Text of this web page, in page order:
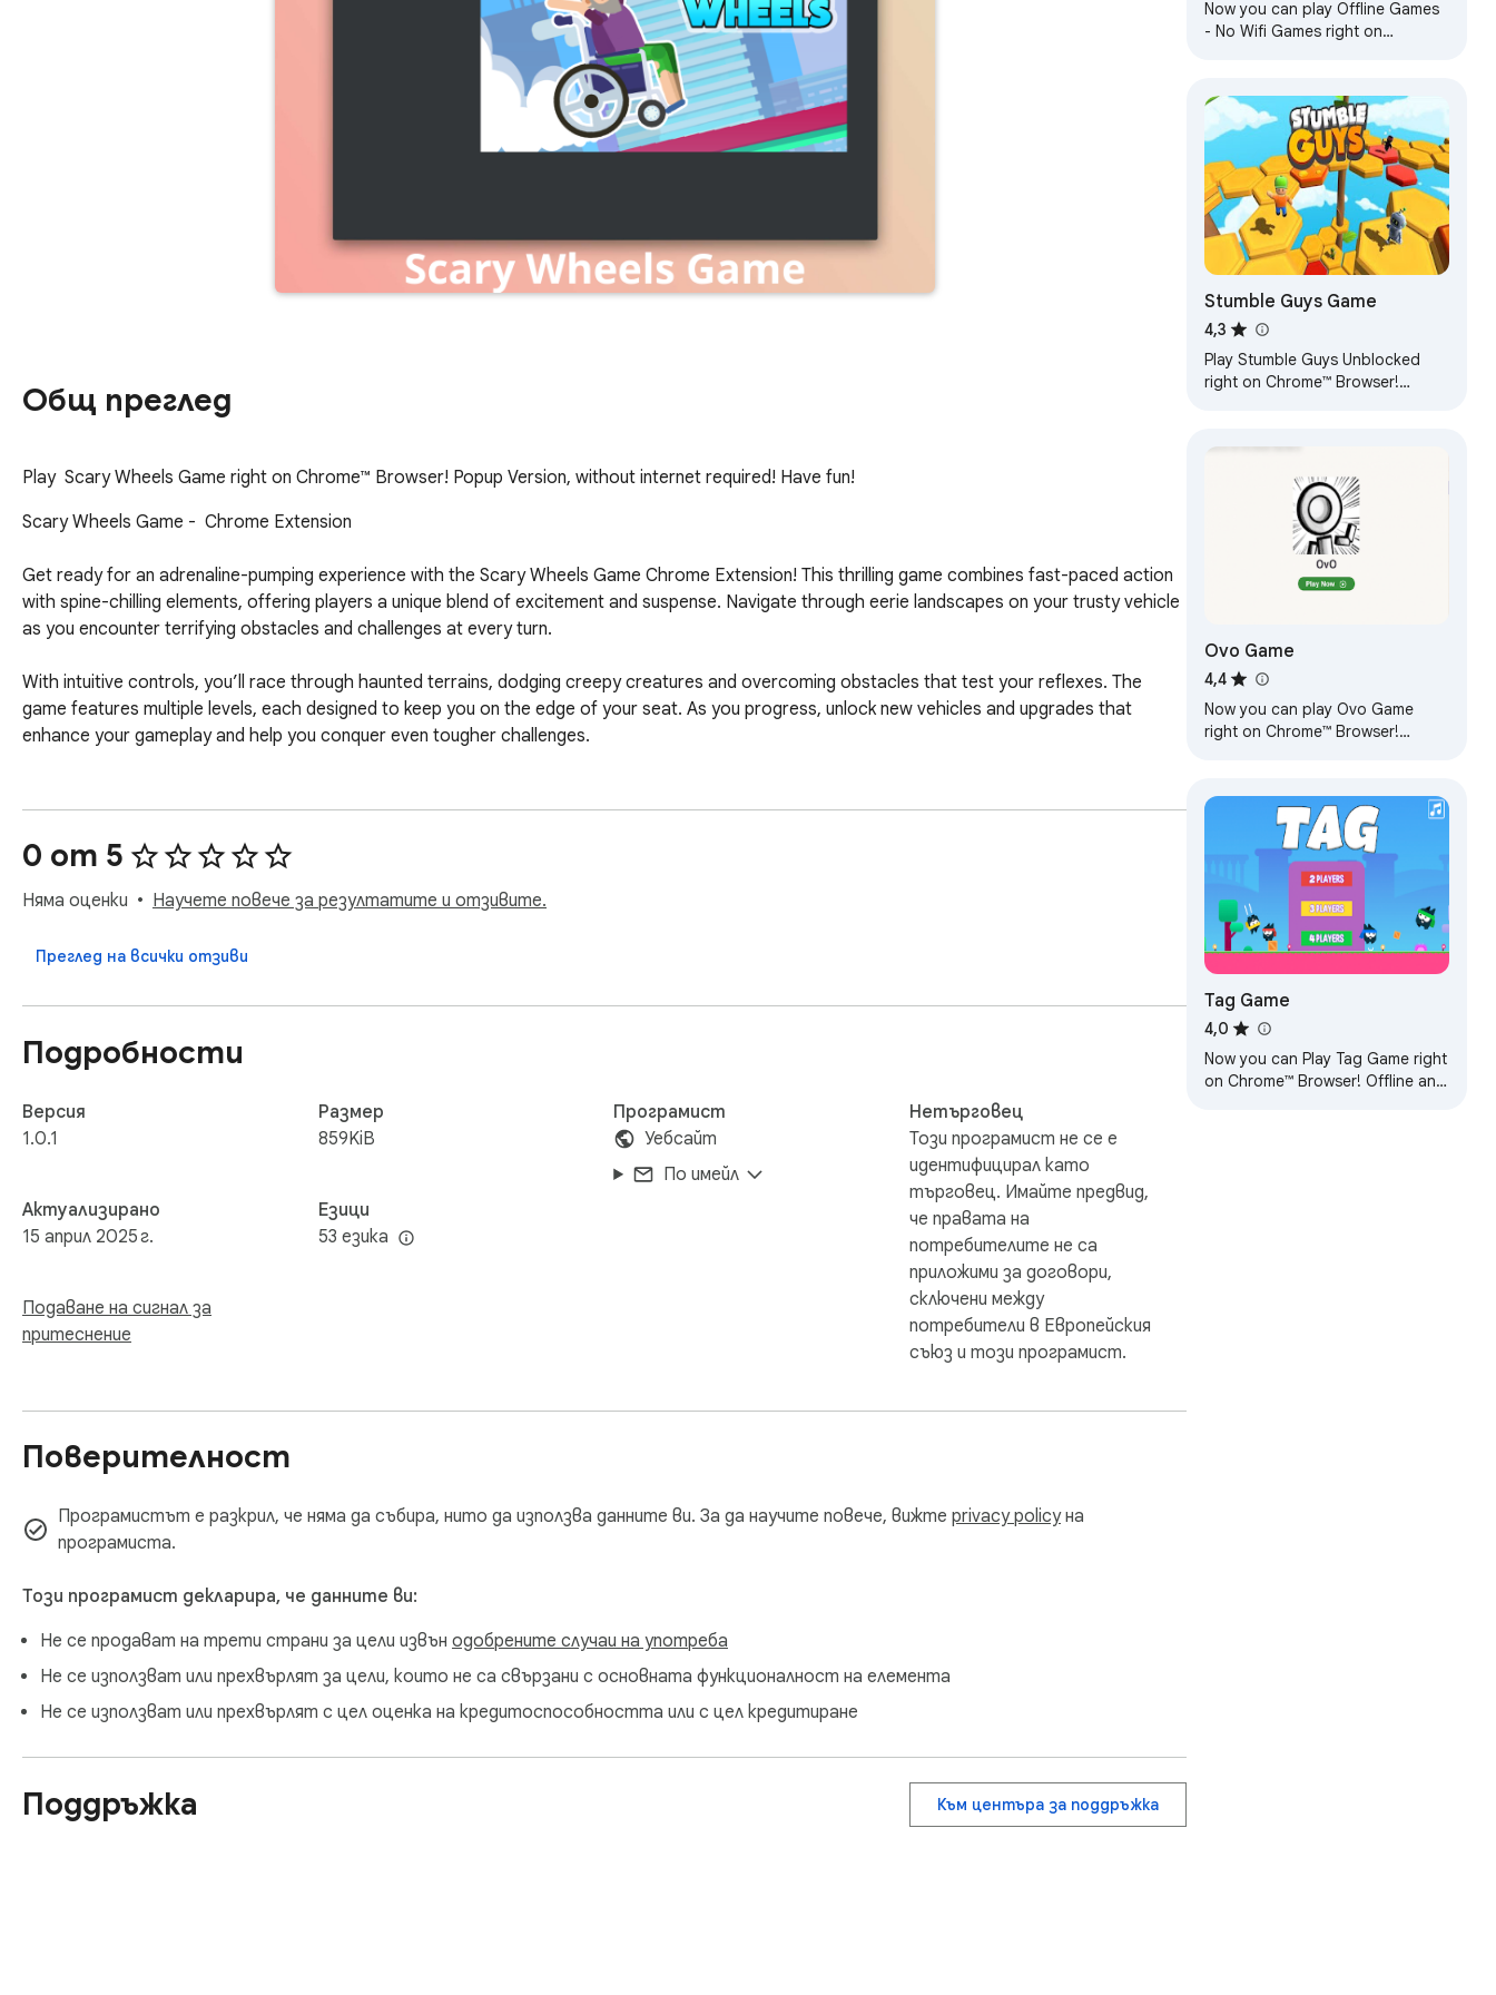
Общ преглед
Play  Scary Wheels Game right on Chrome™ Browser! Popup Version, without internet required! Have fun!
Scary Wheels Game -  Chrome Extension
Get ready for an adrenaline-pumping experience with the Scary Wheels Game Chrome Extension! This thrilling game combines fast-paced action
with spine-chilling elements, offering players a unique blend of excitement and suspense. Navigate through eerie landscapes on your trusty vehicle
as you encounter terrifying obstacles and challenges at every turn.
With intuitive controls, you’ll race through haunted terrains, dodging creepy creatures and overcoming obstacles that test your reflexes. The
game features multiple levels, each designed to keep you on the edge of your seat. As you progress, unlock new vehicles and upgrades that
enhance your gameplay and help you conquer even tougher challenges.
Perfect for gamers looking for a unique twist on the racing genre, the Scary Wheels Game is easy to play yet hard to master.
Download the extension now and prepare to face your fears as you race against time in this exhilarating and spooky game. Can you conquer the
scary wheels and emerge victorious?
Note: If you want to find more games, we have a link for quick access to our website. Have fun!
0 от 5
Няма оценки Научете повече за резултатите и отзивите.
Преглед на всички отзиви
Подробности
Версия
1.0.1
Актуализирано
15 април 2025 г.
Подаване на сигнал за
притеснение
Размер
859KiB
Езици
53 езика
Програмист
Уебсайт
По имейл
Нетърговец
Този програмист не се е
идентифицирал като
търговец. Имайте предвид,
че правата на
потребителите не са
приложими за договори,
сключени между
потребители в Европейския
съюз и този програмист.
Поверителност
Програмистът е разкрил, че няма да събира, нито да използва данните ви. За да научите повече, вижте privacy policyна
програмиста.
Този програмист декларира, че данните ви:
Не се продават на трети страни за цели извън одобрените случаи на употреба
Не се използват или прехвърлят за цели, които не са свързани с основната функционалност на елемента
Не се използват или прехвърлят с цел оценка на кредитоспособността или с цел кредитиране
Поддръжка Към центъра за поддръжка
Now you can play Offline Games
- No Wifi Games right on
Stumble Guys Game
4,3
Play Stumble Guys Unblocked
right on Chrome™ Browser!
Ovo Game
4,4
Now you can play Ovo Game
right on Chrome™ Browser!
Tag Game
4,0
Now you can Play Tag Game right
on Chrome™ Browser! Offline and